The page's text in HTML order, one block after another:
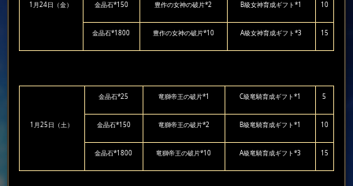
1月24日（金） 金晶石*150 豊作の女神の破片*2 B級女神育成ギフト*1 10
金晶石*1800 豊作の女神の破片*10 A級女神育成ギフト*3 15
1月25日（土）
金晶石*25 竜獅帝王の破片*1 C級竜騎育成ギフト*1 5
金晶石*150 竜獅帝王の破片*2 B級竜騎育成ギフト*1 10
金晶石*1800 竜獅帝王の破片*10 A級竜騎育成ギフト*3 15